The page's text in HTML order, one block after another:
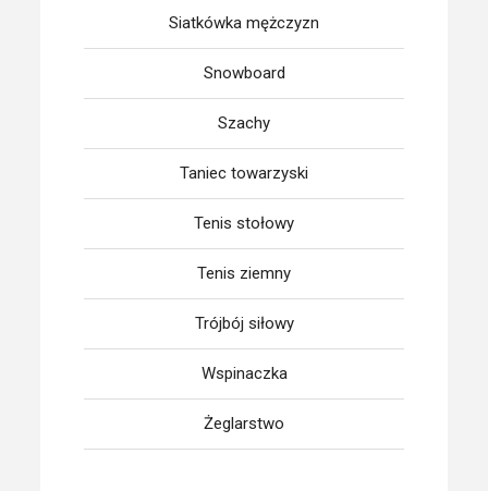
Siatkówka mężczyzn
Snowboard
Szachy
Taniec towarzyski
Tenis stołowy
Tenis ziemny
Trójbój siłowy
Wspinaczka
Żeglarstwo